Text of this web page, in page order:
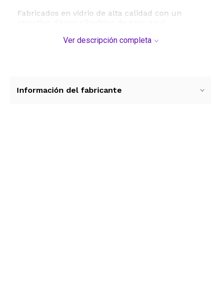
Fabricados en vidrio de alta calidad con un
una gran resistencia frente a caidas leves, sino
a largo plazo. Su limpieza es sumamente
Ver descripción completa
Información del fabricante